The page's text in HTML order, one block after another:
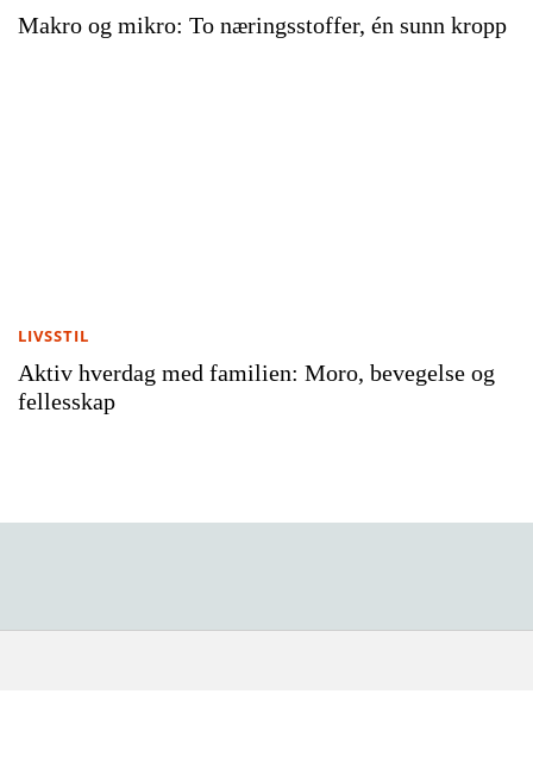
Makro og mikro: To næringsstoffer, én sunn kropp
Aktiv hverdag med familien: Moro, bevegelse og
fellesskap
LIVSSTIL